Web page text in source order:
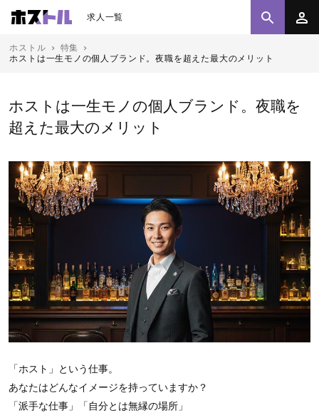
求人一覧
ホストル
特集
ホストは一生モノの個人ブランド。夜職を超えた最大のメリット
ホストは一生モノの個人ブランド。夜職を
超えた最大のメリット
「ホスト」という仕事。
あなたはどんなイメージを持っていますか？
「派手な仕事」「自分とは無縁の場所」